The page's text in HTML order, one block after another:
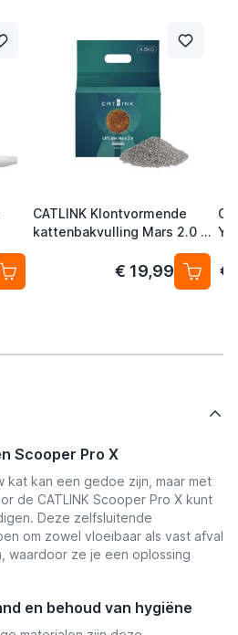
CATLINK Klontvormende
kattenbakvulling Mars 2.0 -
€ 19,99 €
Scooper Pro X
kat kan een gedoe zijn, maar met
de CATLINK Scooper Pro X kunt
Deze zelfsluitende
om zowel vloeibaar als vast afval
waardoor ze je een oplossing
en behoud van hygiëne